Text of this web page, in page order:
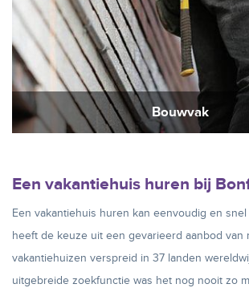
Bouwvak
Een vakantiehuis huren bij
Een vakantiehuis huren kan eenvoudig en
heeft de keuze uit een gevarieerd aanbod van
vakantiehuizen verspreid in 37 landen
uitgebreide zoekfunctie was het nog nooit zo